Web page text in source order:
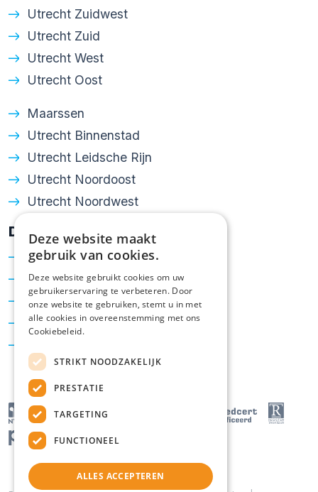
Utrecht Zuidwest
Utrecht Zuid
Utrecht West
Utrecht Oost
Maarssen
Utrecht Binnenstad
Utrecht Leidsche Rijn
Utrecht Noordoost
Utrecht Noordwest
Diensten
Verkoop
Aankoop
Taxatie
Hypotheken
Deze website maakt
gebruik van cookies.
Deze website gebruikt cookies om uw
gebruikerservaring te verbeteren. Door
onze website te gebruiken, stemt u in met
alle cookies in overeenstemming met ons
Cookiebeleid.
STRIKT NOODZAKELIJK
PRESTATIE
TARGETING
FUNCTIONEEL
ALLES ACCEPTEREN